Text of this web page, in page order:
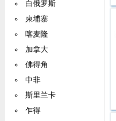
白俄罗斯
柬埔寨
喀麦隆
加拿大
佛得角
中非
斯里兰卡
乍得